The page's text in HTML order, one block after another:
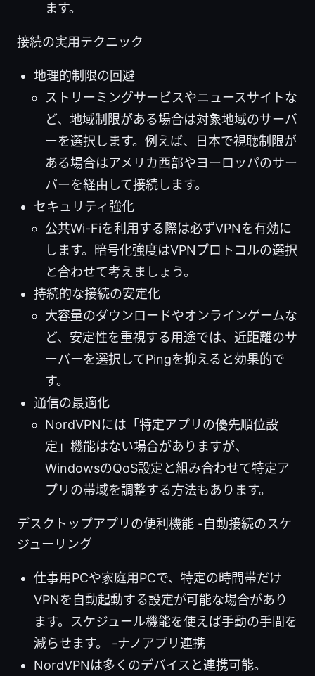
ます。
接続の実用テクニック
地理的制限の回避
ストリーミングサービスやニュースサイトな
ど、地域制限がある場合は対象地域のサーバ
ーを選択します。例えば、日本で視聴制限が
ある場合はアメリカ西部やヨーロッパのサー
バーを経由して接続します。
セキュリティ強化
公共Wi-Fiを利用する際は必ずVPNを有効に
します。暗号化強度はVPNプロトコルの選択
と合わせて考えましょう。
持続的な接続の安定化
大容量のダウンロードやオンラインゲームな
ど、安定性を重視する用途では、近距離のサ
ーバーを選択してPingを抑えると効果的で
す。
通信の最適化
NordVPNには「特定アプリの優先順位設
定」機能はない場合がありますが、
WindowsのQoS設定と組み合わせて特定ア
プリの帯域を調整する方法もあります。
デスクトップアプリの便利機能 -自動接続のスケ
ジューリング
仕事用PCや家庭用PCで、特定の時間帯だけ
VPNを自動起動する設定が可能な場合があり
ます。スケジュール機能を使えば手動の手間を
減らせます。 -ナノアプリ連携
NordVPNは多くのデバイスと連携可能。